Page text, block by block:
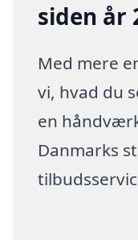
siden år
Med mere
vi, hvad du
en
Danmarks